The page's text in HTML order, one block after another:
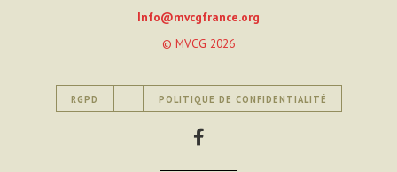
Info@mvcgfrance.org
© MVCG 2026
RGPD POLITIQUE DE CONFIDENTIALITÉ